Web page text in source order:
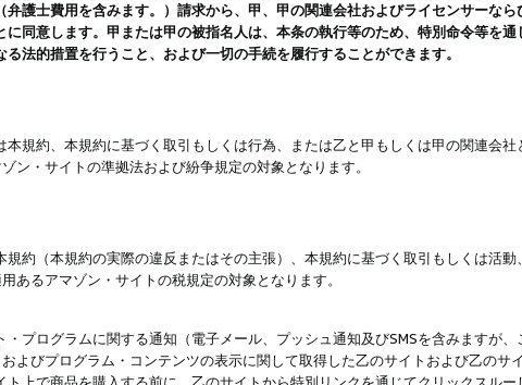
護士費用を含みます。）請求から、甲、甲の関連会社およびライセンサーな
同意します。甲または甲の被指名人は、本条の執行等のため、特別命令等を
法的措置を行うこと、および一切の手続を履行することができます。
本規約、本規約に基づく取引もしくは行為、または乙と甲もしくは甲の関連会
ン・サイトの準拠法および紛争規定の対象となります。
規約（本規約の実際の違反またはその主張）、本規約に基づく取引もしくは活
あるアマゾン・サイトの税規定の対象となります。
プログラムに関する通知（電子メール、プッシュ通知及びSMSを含みますが
よびプログラム・コンテンツの表示に関して取得した乙のサイトおよび乙の